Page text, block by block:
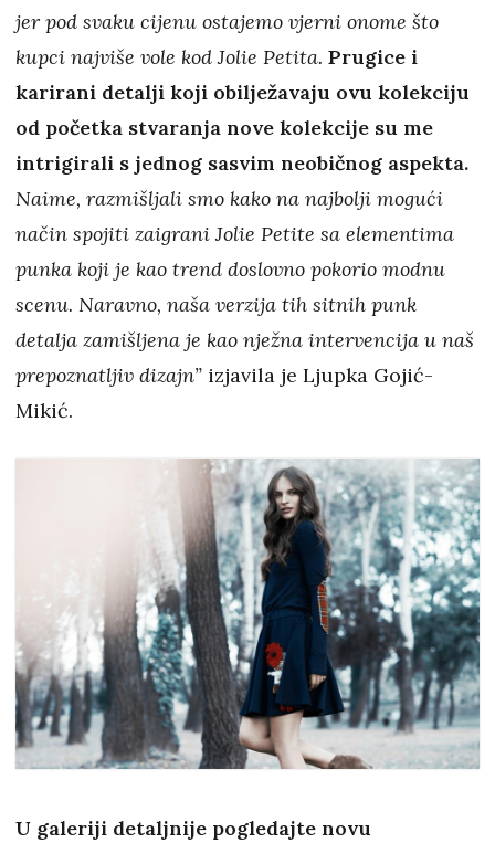
jer pod svaku cijenu ostajemo vjerni onome što
kupci najviše vole kod Jolie Petita. Prugice i
karirani detalji koji obilježavaju ovu kolekciju
od početka stvaranja nove kolekcije su me
intrigirali s jednog sasvim neobičnog aspekta.
Naime, razmišljali smo kako na najbolji mogući
način spojiti zaigrani Jolie Petite sa elementima
punka koji je kao trend doslovno pokorio modnu
scenu. Naravno, naša verzija tih sitnih punk
detalja zamišljena je kao nježna intervencija u naš
prepoznatljiv dizajn” izjavila je Ljupka Gojić-
Mikić.
U galeriji detaljnije pogledajte novu